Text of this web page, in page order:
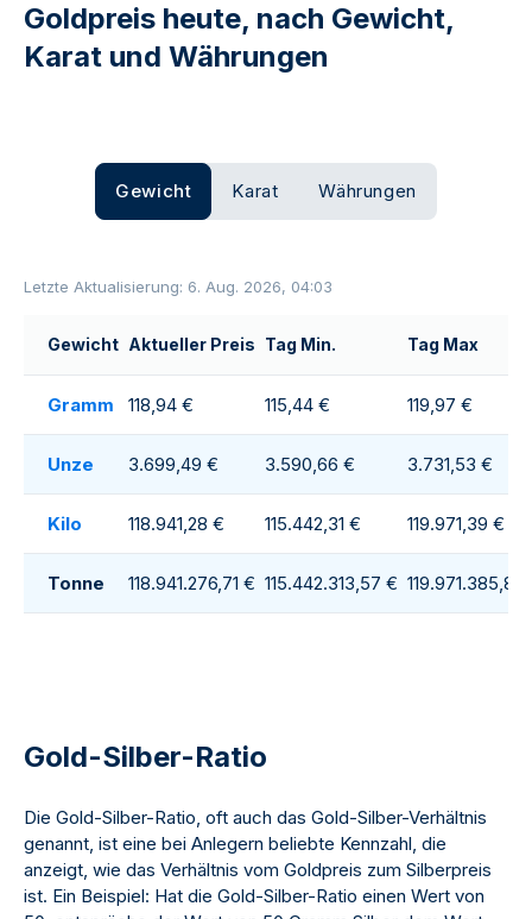
Goldpreis heute, nach Gewicht,
Karat und Währungen
Gewicht Karat Währungen
Letzte Aktualisierung: 6. Aug. 2026, 04:03
Gewicht Aktueller Preis Tag Min. Tag Max
Gramm 118,94 € 115,44 € 119,97 €
Unze 3.699,49 € 3.590,66 € 3.731,53 €
Kilo 118.941,28 € 115.442,31 € 119.971,39 €
Tonne 118.941.276,71 € 115.442.313,57 € 119.971.385,86
Gold-Silber-Ratio
Die Gold-Silber-Ratio, oft auch das Gold-Silber-Verhältnis
genannt, ist eine bei Anlegern beliebte Kennzahl, die
anzeigt, wie das Verhältnis vom Goldpreis zum Silberpreis
ist. Ein Beispiel: Hat die Gold-Silber-Ratio einen Wert von